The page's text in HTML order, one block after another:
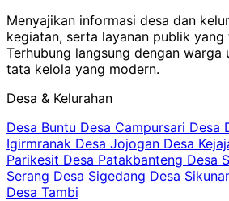
Menyajikan informasi desa dan
kegiatan, serta layanan publik yang
Terhubung langsung dengan warga
tata kelola yang modern.
Desa & Kelurahan
Desa Buntu Desa Campursari Desa
Igirmranak Desa Jojogan Desa
Parikesit Desa Patakbanteng Desa
Serang Desa Sigedang Desa
Desa Tambi